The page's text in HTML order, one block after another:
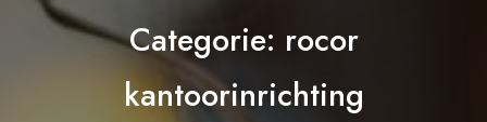
Categorie: rocor
kantoorinrichting